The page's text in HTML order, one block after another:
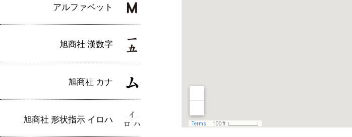
アルファベット
旭商社 漢数字
旭商社 カナ
旭商社 形状指示 イロハ